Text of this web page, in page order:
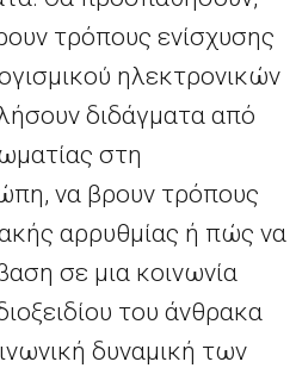
τρόπους ενίσχυσης
ηλεκτρονικών
διδάγματα από
στη
να βρουν τρόπους
αρρυθμίας ή πώς να
σε μια κοινωνία
του άνθρακα
δυναμική των